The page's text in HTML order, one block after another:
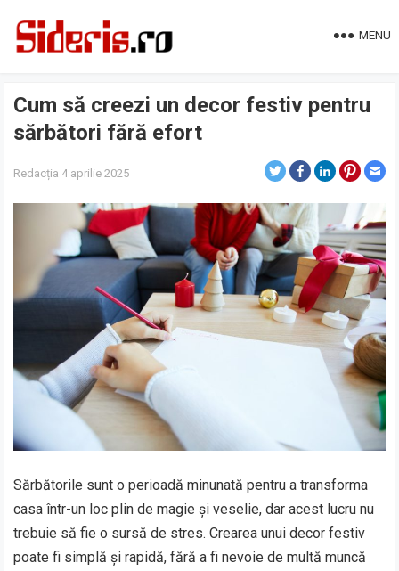
MENU
Cum să creezi un decor festiv pentru
sărbători fără efort
Redacția 4 aprilie 2025
Sărbătorile sunt o perioadă minunată pentru a transforma
casa într-un loc plin de magie și veselie, dar acest lucru nu
trebuie să fie o sursă de stres. Crearea unui decor festiv
poate fi simplă și rapidă, fără a fi nevoie de multă muncă